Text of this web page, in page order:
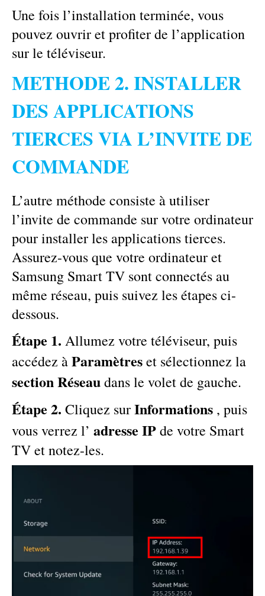
Une fois l’installation terminée, vous
pouvez ouvrir et profiter de l’application
sur le téléviseur.
METHODE 2. INSTALLER
DES APPLICATIONS
TIERCES VIA L’INVITE DE
COMMANDE
L’autre méthode consiste à utiliser
l’invite de commande sur votre ordinateur
pour installer les applications tierces.
Assurez-vous que votre ordinateur et
Samsung Smart TV sont connectés au
même réseau, puis suivez les étapes ci-
dessous.
Étape 1. Allumez votre téléviseur, puis
accédez àParamètreset sélectionnez la
section Réseaudans le volet de gauche.
Étape 2. Cliquez surInformations , puis
vous verrez l’ adresse IPde votre Smart
TV et notez-les.